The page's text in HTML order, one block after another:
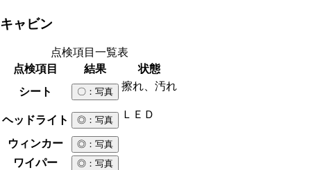
キャビン
点検項目一覧表
点検項目
結果
状態
シート
〇 ：写真 擦れ、汚れ
ヘッドライト ◎ ：写真 ＬＥＤ
ウィンカー ◎ ：写真
ワイパー ◎ ：写真